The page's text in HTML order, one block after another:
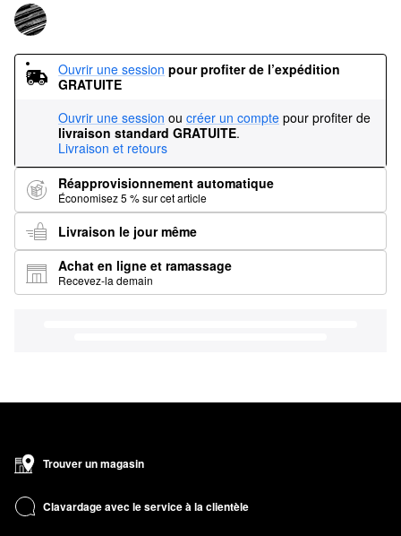
Ouvrir une session pour profiter de l’expédition
GRATUITE
Ouvrir une session ou créer un compte pour profiter de
livraison standard GRATUITE.
Livraison et retours
Réapprovisionnement automatique
Économisez 5 % sur cet article
Livraison le jour même
Achat en ligne et ramassage
Recevez-la demain
Trouver un magasin
Clavardage avec le service à la clientèle